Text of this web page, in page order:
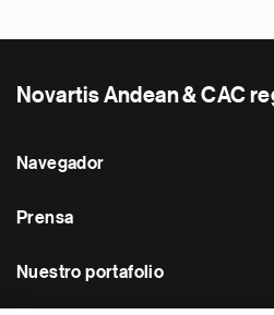
Novartis Andean & CAC
Navegador
Prensa
Nuestro portafolio